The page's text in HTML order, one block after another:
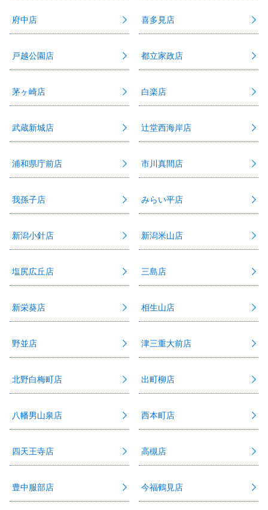
府中店 喜多見店
戸越公園店 都立家政店
茅ヶ崎店 白楽店
武蔵新城店 辻堂西海岸店
浦和県庁前店 市川真間店
我孫子店 みらい平店
新潟小針店 新潟米山店
塩尻広丘店 三島店
新栄葵店 相生山店
野並店 津三重大前店
北野白梅町店 出町柳店
八幡男山泉店 西本町店
四天王寺店 高槻店
豊中服部店 今福鶴見店